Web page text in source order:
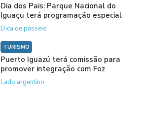
Dia dos Pais: Parque Nacional do
Iguaçu terá programação especial
Dica de passeio
TURISMO
Puerto Iguazú terá comissão para
promover integração com Foz
Lado argentino